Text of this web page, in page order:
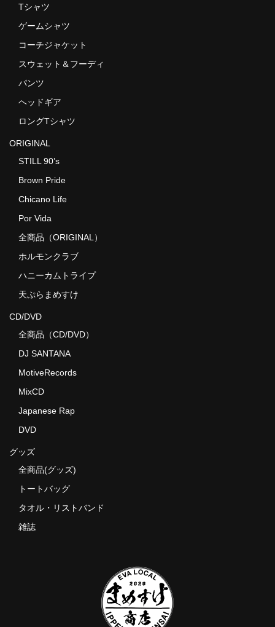
雑誌
全商品
Tシャツ
ゲームシャツ
コーチジャケット
スウェット＆フーディ
パンツ
ヘッドギア
ロングTシャツ
ORIGINAL
STILL 90’s
Brown Pride
Chicano Life
Por Vida
全商品（ORIGINAL）
ホルモンクラブ
ハニーカムトライプ
天ぷらまめすけ
CD/DVD
全商品（CD/DVD）
DJ SANTANA
MotiveRecords
MixCD
Japanese Rap
DVD
グッズ
全商品(グッズ)
トートバッグ
タオル・リストバンド
雑誌